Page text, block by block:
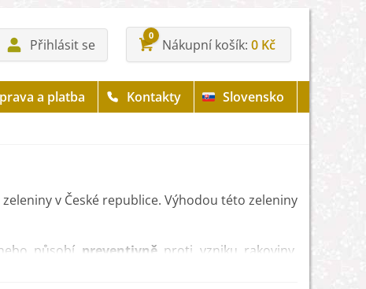
Přihlásit se
0
Nákupní košík 0 Kč
a platba Kontakty
Slovensko
v České republice. Výhodou této zeleniny
působí preventivně proti vzniku rakoviny.